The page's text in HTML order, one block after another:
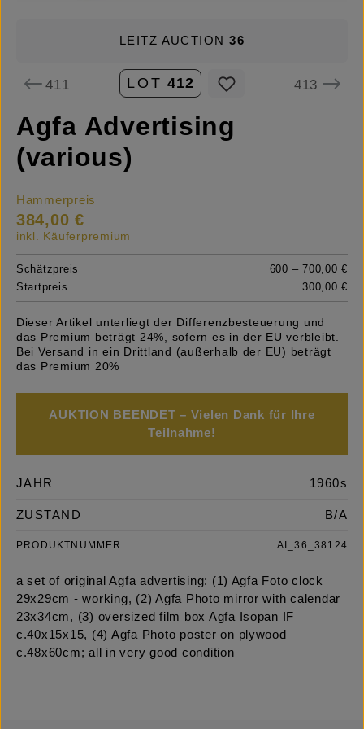
LEITZ AUCTION36
411 LOT 412 413
Agfa Advertising
(various)
Hammerpreis
384,00 €
inkl. Käuferpremium
Schätzpreis
600 – 700,00 €
Startpreis
300,00 €
Dieser Artikel unterliegt der Differenzbesteuerung und
das Premium beträgt 24%, sofern es in der EU verbleibt.
Bei Versand in ein Drittland (außerhalb der EU) beträgt
das Premium 20%
AUKTION BEENDET – Vielen Dank für Ihre
Teilnahme!
JAHR 1960s
ZUSTAND B/A
PRODUKTNUMMER AI_36_38124
a set of original Agfa advertising: (1) Agfa Foto clock
29x29cm - working, (2) Agfa Photo mirror with calendar
23x34cm, (3) oversized film box Agfa Isopan IF
c.40x15x15, (4) Agfa Photo poster on plywood
c.48x60cm; all in very good condition